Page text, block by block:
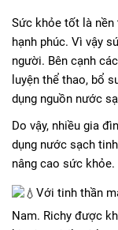
Sức khỏe tốt là nền
hạnh phúc. Vì vậy
người. Bên cạnh
luyện thể thao, bổ
dụng nguồn nước
Do vậy, nhiều gia
dụng nước sạch
nâng cao sức khỏe.
Với tinh thần
Nam. Richy được